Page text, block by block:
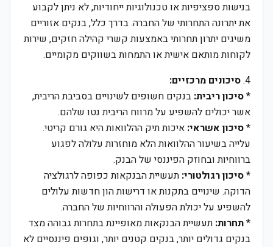
בנישות ספציפיות או טכנולוגיות ייחודיות, לא ניתן לקבוע
את יתרונה התחרותי של החברה. בדרך כלל, בנקים אזוריים
משיגים יתרון תחרותי באמצעות קשרי קהילה חזקים, שירות
לקוחות מותאם אישית או התמחות בשווקים מקומיים.
4. סיכונים מרכזיים:
*סיכון ריבית: בנקים חשופים לשינויים בסביבת הריבית,
אשר יכולים להשפיע על מרווח הריבית נטו שלהם.
*סיכון אשראי: איכות תיק ההלוואות היא גורם קריטי.
עלייה בשיעור ההלוואות הלא מוחזרות עלולה לפגוע
ברווחיות ובחוזק הפיננסי של הבנק.
*סיכון רגולטורי: תעשיית הבנקאות כפופה לרגולציה
הדוקה. שינויים בתקנות או דרישות הון חדשות עלולים
להשפיע על יכולת הפעולה והרווחיות של החברה.
*תחרות: תעשיית הבנקאות מאופיינת בתחרות גבוהה מצד
בנקים גדולים יותר, בנקים קטנים יותר, וגופים פיננסיים לא